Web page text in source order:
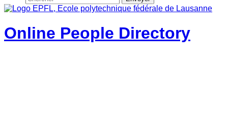
Online People Directory